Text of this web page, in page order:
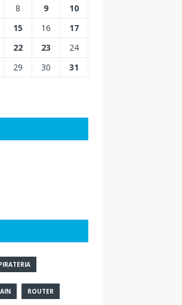
8 9
10
15 16
17
22 23
24
29 30 31
ROUTER